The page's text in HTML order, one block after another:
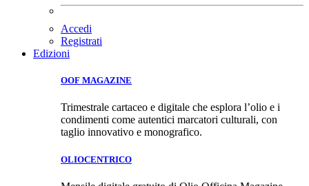
Accedi
Registrati
Edizioni
OOF MAGAZINE
Trimestrale cartaceo e digitale che esplora l’olio e i
condimenti come autentici marcatori culturali, con
taglio innovativo e monografico.
OLIOCENTRICO